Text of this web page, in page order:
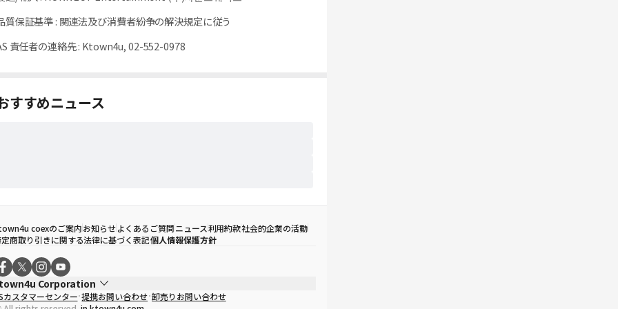
質保証基準: 関連法及び消費者紛争の解決規定に従う
責任者の連絡先: Ktown4u, 02-552-0978
すすめニュース
coexのご案内お知らせよくあるご質問ニュース利用約款社会的企業の活動
商取り引きに関する法律に基づく表記個人情報保護方針
Corporation
取締役 ソン・ヒョミン
カスタマーセンター 提携お問い合わせ 卸売りお問い合わせ